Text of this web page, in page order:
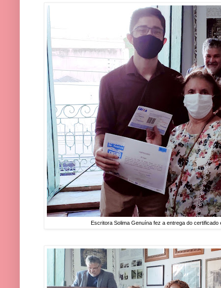
Escritora Solima Genuína fez a entrega do